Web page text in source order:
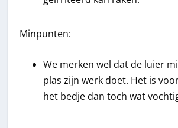
Minpunten:
We merken wel dat de luier
plas zijn werk doet. Het is
het bedje dan toch wat